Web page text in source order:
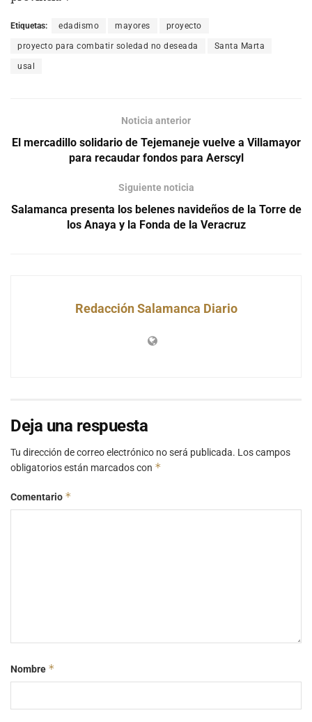
Etiquetas: edadismo mayores proyecto
proyecto para combatir soledad no deseada Santa Marta
usal
Noticia anterior
El mercadillo solidario de Tejemaneje vuelve a Villamayor
para recaudar fondos para Aerscyl
Siguiente noticia
Salamanca presenta los belenes navideños de la Torre de
los Anaya y la Fonda de la Veracruz
Redacción Salamanca Diario
Deja una respuesta
Tu dirección de correo electrónico no será publicada. Los campos
obligatorios están marcados con *
Comentario *
Nombre *